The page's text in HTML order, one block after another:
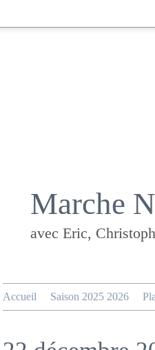
Marche
avec Eric,
Accueil Saison 2025 2026